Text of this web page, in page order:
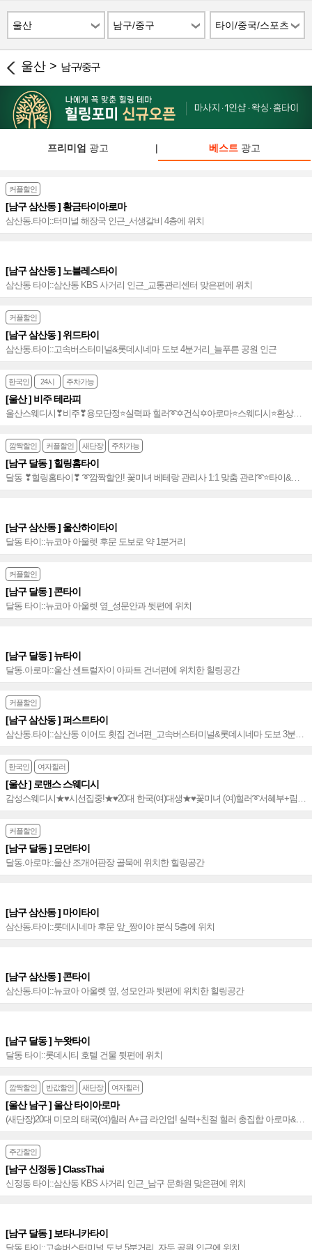
울산 남구/중구 타이/중국/스포츠
울산 > 남구/중구
프리미엄 광고 | 베스트광고
커플할인
[남구 삼산동 ] 황금타이아로마
삼산동.타이::터미널 해장국 인근_서생갈비 4층에 위치
[남구 삼산동 ] 노블레스타이
삼산동 타이::삼산동 KBS 사거리 인근_교통관리센터 맞은편에 위치
커플할인
[남구 삼산동 ] 위드타이
삼산동.타이::고속버스터미널&롯데시네마 도보 4분거리_늘푸른 공원 인근
한국인 24시 주차가능
[울산 ] 비주 테라피
울산스웨디시❣비주❣용모단정⭐️실력파 힐러➰✡건식✡아로마⭐️스웨디시⭐️환상적
조합⭐️믿고 찾는 울산 최고의 아로마샵~⭐️
깜짝할인 커플할인 새단장 주차가능
[남구 달동 ] 힐링홈타이
달동 ❣힐링홈타이❣ ➰깜짝할인! 꽃미녀 베테랑 관리사 1:1 맞춤 관리➰⭐️타이&아
로마&커플마사지로 가슴 따뜻한 힐링 선사~⭐️
[남구 삼산동 ] 울산하이타이
달동 타이::뉴코아 아울렛 후문 도보로 약 1분거리
커플할인
[남구 달동 ] 콘타이
달동 타이::뉴코아 아울렛 옆_성문안과 뒷편에 위치
[남구 달동 ] 뉴타이
달동.아로마::울산 센트럴자이 아파트 건너편에 위치한 힐링공간
커플할인
[남구 삼산동 ] 퍼스트타이
삼산동.타이::삼산동 이어도 횟집 건너편_고속버스터미널&롯데시네마 도보 3분거
리
한국인 여자힐러
[울산 ] 로맨스 스웨디시
감성스웨디시★♥️시선집중!★♥️20대 한국(여)대생★♥️꽃미녀 (여)힐러➰서혜부+림프
+감성센슈얼 조화 ➰프리미엄급 로맨스 센슈얼 힐링샵~♥️★
커플할인
[남구 달동 ] 모던타이
달동.아로마::울산 조개어판장 골묵에 위치한 힐링공간
[남구 삼산동 ] 마이타이
삼산동.타이::롯데시네마 후문 앞_짱이야 분식 5층에 위치
[남구 삼산동 ] 콘타이
삼산동.타이::뉴코아 아울렛 옆, 성모안과 뒷편에 위치한 힐링공간
[남구 달동 ] 누왓타이
달동 타이::롯데시티 호텔 건물 뒷편에 위치
깜짝할인 반값할인 새단장 여자힐러
[울산 남구 ] 울산 타이아로마
(새단장)20대 미모의 태국(여)힐러 A+급 라인업! 실력+친절 힐러 총집합 아로마&건
식 정통타이(가성비 값) 오픈 마인드&인기폭발~♥
주간할인
[남구 신정동 ] ClassThai
신정동 타이::삼산동 KBS 사거리 인근_남구 문화원 맞은편에 위치
[남구 달동 ] 보타니카타이